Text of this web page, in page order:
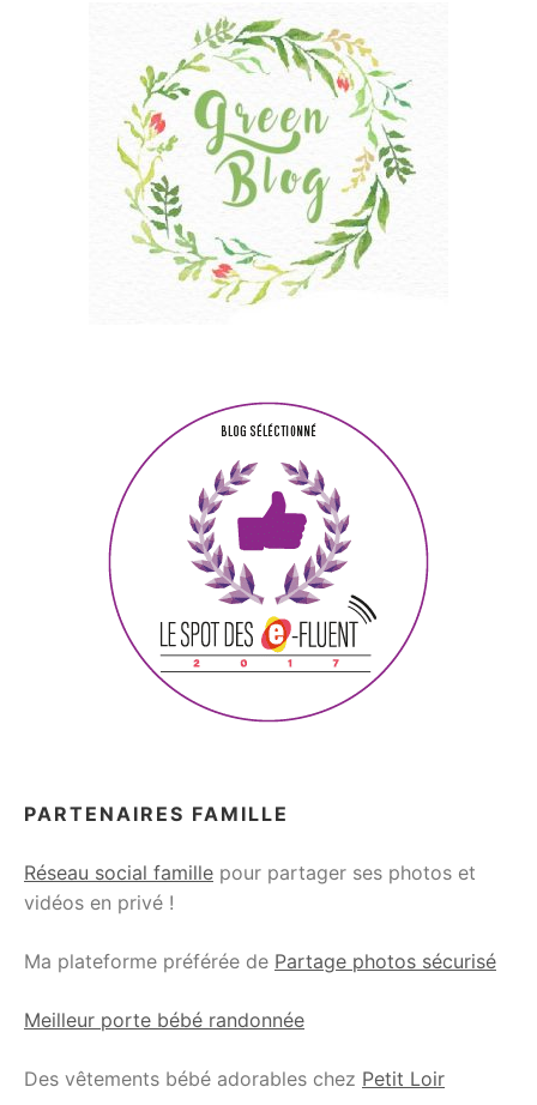
PARTENAIRES FAMILLE
Réseau social famille pour partager ses photos et
vidéos en privé !
Ma plateforme préférée de Partage photos sécurisé
Meilleur porte bébé randonnée
Des vêtements bébé adorables chez Petit Loir